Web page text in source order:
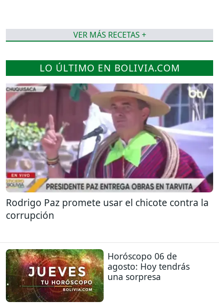
VER MÁS RECETAS +
LO ÚLTIMO EN BOLIVIA.COM
Rodrigo Paz promete usar el chicote contra la
corrupción
Horóscopo 06 de
agosto: Hoy tendrás
una sorpresa